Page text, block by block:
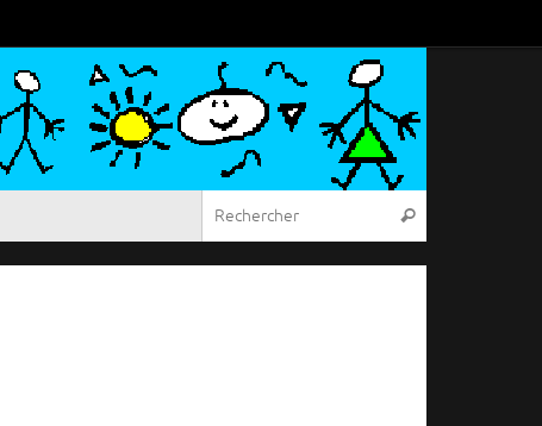
Rechercher